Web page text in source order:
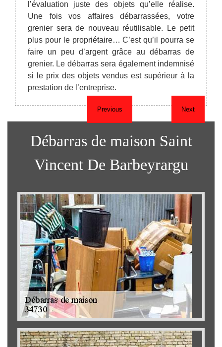
Previous
Le
le
l’évaluation juste des objets qu’elle réalise.
Une fois vos affaires débarrassées, votre
grenier sera de nouveau réutilisable. Le petit
plus pour le propriétaire… C’est qu’il pourra se
faire un peu d’argent grâce au débarras de
grenier. Le débarras sera également indemnisé
si le prix des objets vendus est supérieur à la
prestation de l’entreprise.
et
par
Next
Débarras de maison Saint
Vincent De Barbeyrargu